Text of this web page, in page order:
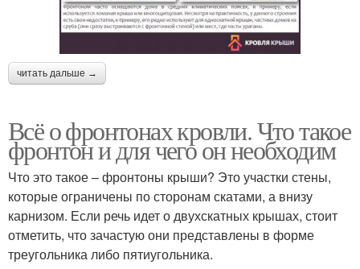
читать дальше →
Всё о фронтонах кровли. Что такое
фронтон и для чего он необходим
Что это такое – фронтоны крыши? Это участки стены,
которые ограничены по сторонам скатами, а внизу
карнизом. Если речь идет о двухскатных крышах, стоит
отметить, что зачастую они представлены в форме
треугольника либо пятиугольника.